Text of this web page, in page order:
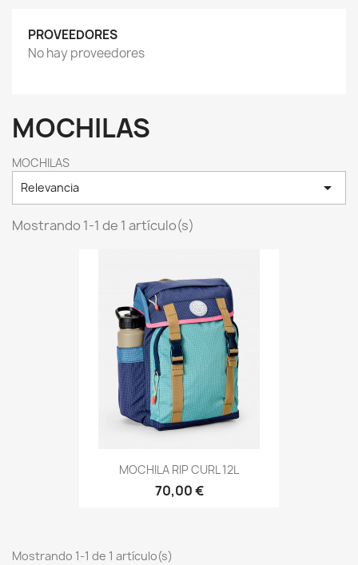
PROVEEDORES
No hay proveedores
MOCHILAS
MOCHILAS
Relevancia

Mostrando 1-1 de 1 artículo(s)
MOCHILA RIP CURL 12L
70,00 €
Mostrando 1-1 de 1 artículo(s)